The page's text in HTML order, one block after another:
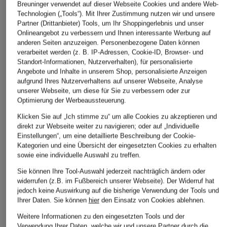
STROKESMAN'S
Pullover
CHF 25
Ursprünglich:CHF 70
STROKESMAN'S
Cashmere-Pullover
CHF 189
Pullover
CHF 25
Breuninger verwendet auf dieser Webseite Cookies und andere Web-
Technologien („Tools“). Mit Ihrer Zustimmung nutzen wir und unsere
Partner (Drittanbieter) Tools, um Ihr Shoppingerlebnis und unser
Onlineangebot zu verbessern und Ihnen interessante Werbung auf
anderen Seiten anzuzeigen. Personenbezogene Daten können
verarbeitet werden (z. B. IP-Adressen, Cookie-ID, Browser- und
Standort-Informationen, Nutzerverhalten), für personalisierte
Angebote und Inhalte in unserem Shop, personalisierte Anzeigen
aufgrund Ihres Nutzerverhaltens auf unserer Webseite, Analyse
unserer Webseite, um diese für Sie zu verbessern oder zur
Optimierung der Werbeaussteuerung.
Klicken Sie auf „Ich stimme zu“ um alle Cookies zu akzeptieren und
direkt zur Webseite weiter zu navigieren; oder auf „Individuelle
Einstellungen“, um eine detaillierte Beschreibung der Cookie-
Kategorien und eine Übersicht der eingesetzten Cookies zu erhalten
sowie eine individuelle Auswahl zu treffen.
Sie können Ihre Tool-Auswahl jederzeit nachträglich ändern oder
widerrufen (z.B. im Fußbereich unserer Webseite). Der Widerruf hat
jedoch keine Auswirkung auf die bisherige Verwendung der Tools und
Ihrer Daten. Sie können hierden Einsatz von Cookies ablehnen.
Weitere Informationen zu den eingesetzten Tools und der